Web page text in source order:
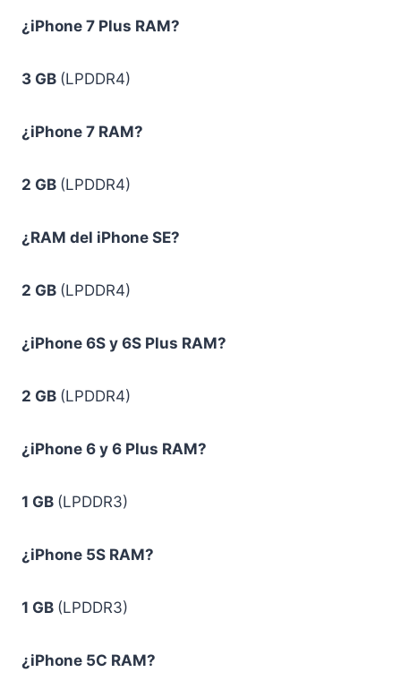
¿iPhone 7 Plus RAM?
3 GB (LPDDR4)
¿iPhone 7 RAM?
2 GB (LPDDR4)
¿RAM del iPhone SE?
2 GB (LPDDR4)
¿iPhone 6S y 6S Plus RAM?
2 GB (LPDDR4)
¿iPhone 6 y 6 Plus RAM?
1 GB (LPDDR3)
¿iPhone 5S RAM?
1 GB (LPDDR3)
¿iPhone 5C RAM?